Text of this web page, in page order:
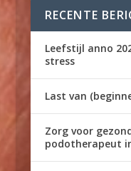
RECENTE
Leefstijl anno
stress
Last van
Zorg voor
podotherapeut